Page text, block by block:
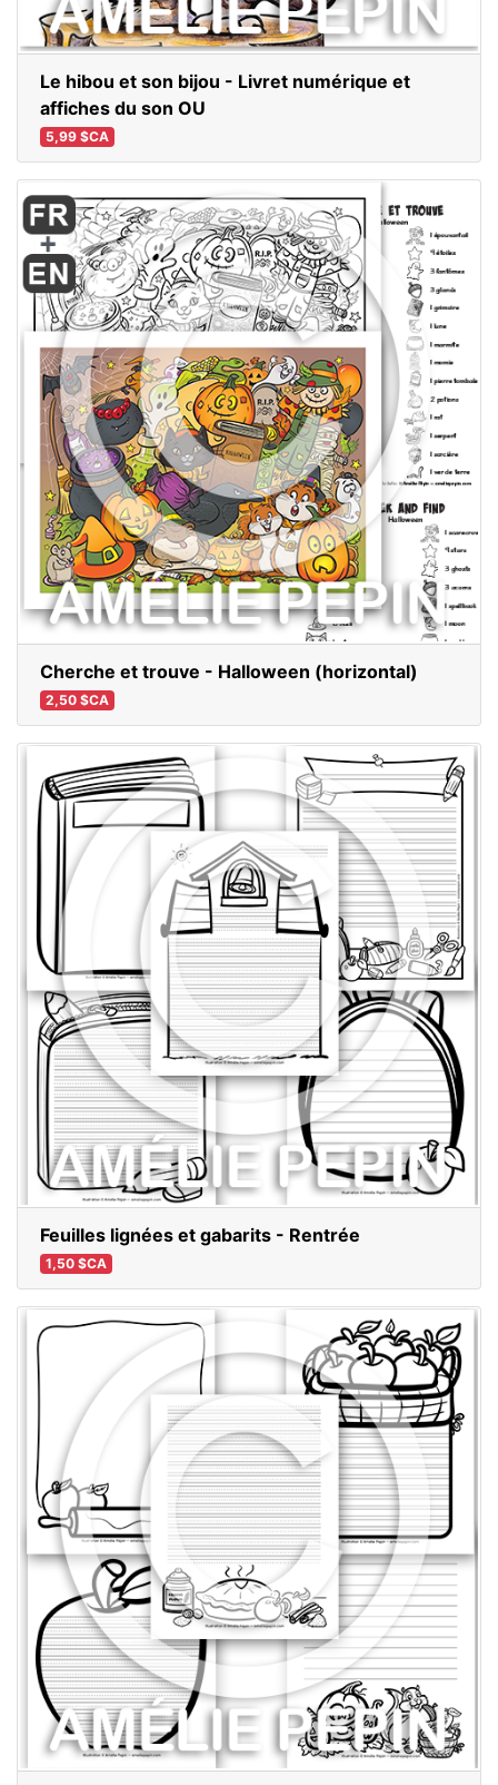
Le hibou et son bijou - Livret numérique et
affiches du son OU
5,99 $CA
Cherche et trouve - Halloween (horizontal)
2,50 $CA
Feuilles lignées et gabarits - Rentrée
1,50 $CA